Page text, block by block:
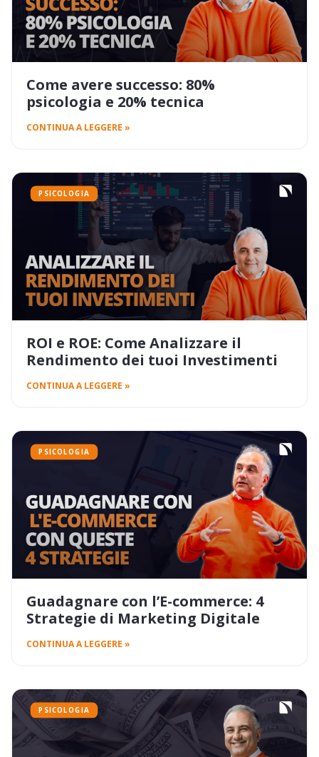
Come avere successo: 80%
psicologia e 20% tecnica
CONTINUA A LEGGERE »
PSICOLOGIA
ROI e ROE: Come Analizzare il
Rendimento dei tuoi Investimenti
CONTINUA A LEGGERE »
PSICOLOGIA
Guadagnare con l’E-commerce: 4
Strategie di Marketing Digitale
CONTINUA A LEGGERE »
PSICOLOGIA